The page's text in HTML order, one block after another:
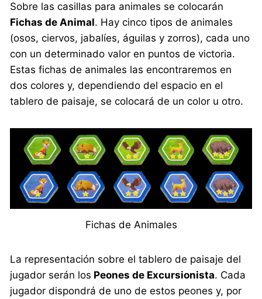
Sobre las casillas para animales se colocarán
Fichas de Animal. Hay cinco tipos de animales
(osos, ciervos, jabalíes, águilas y zorros), cada uno
con un determinado valor en puntos de victoria.
Estas fichas de animales las encontraremos en
dos colores y, dependiendo del espacio en el
tablero de paisaje, se colocará de un color u otro.
Fichas de Animales
La representación sobre el tablero de paisaje del
jugador serán los Peones de Excursionista. Cada
jugador dispondrá de uno de estos peones y, por